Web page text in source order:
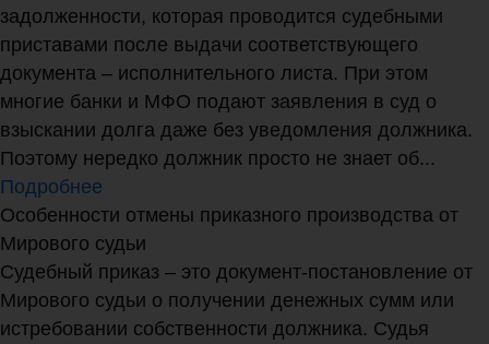
задолженности, которая проводится судебными
приставами после выдачи соответствующего
документа – исполнительного листа. При этом
многие банки и МФО подают заявления в суд о
взыскании долга даже без уведомления должника.
Поэтому нередко должник просто не знает об...
Подробнее
Особенности отмены приказного производства от
Мирового судьи
Судебный приказ – это документ-постановление от
Мирового судьи о получении денежных сумм или
истребовании собственности должника. Судья